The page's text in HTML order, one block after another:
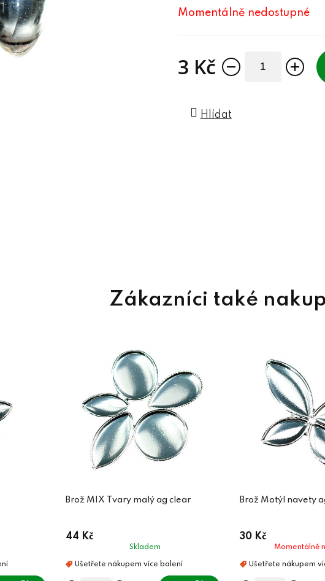
Momentálně nedostupné
3 Kč
Hlídat
Brož MIX Tvary malý ag clear
44 Kč
Skladem
Brož Motýl navety
30 Kč
Momentálně